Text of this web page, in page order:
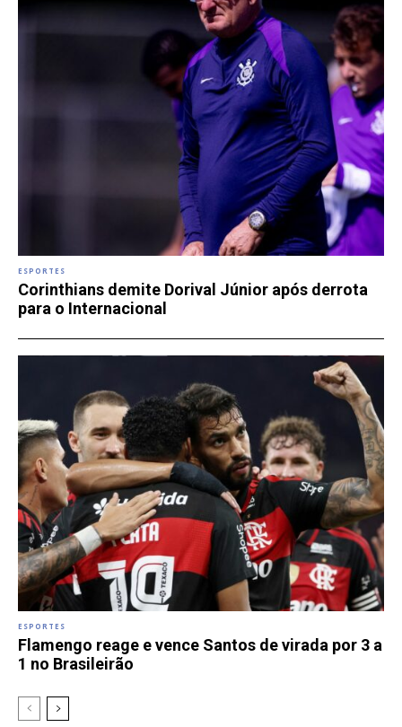
ESPORTES
Corinthians demite Dorival Júnior após derrota
para o Internacional
ESPORTES
Flamengo reage e vence Santos de virada por 3 a
1 no Brasileirão